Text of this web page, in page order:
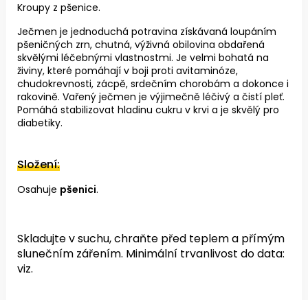
Kroupy z pšenice.
Ječmen je jednoduchá potravina získávaná loupáním
pšeničných zrn, chutná, výživná obilovina obdařená
skvělými léčebnými vlastnostmi. Je velmi bohatá na
živiny, které pomáhají v boji proti avitaminóze,
chudokrevnosti, zácpě, srdečním chorobám a dokonce i
rakovině. Vařený ječmen je výjimečně léčivý a čistí pleť.
Pomáhá stabilizovat hladinu cukru v krvi a je skvělý pro
diabetiky.
Složení:
Osahuje pšenici.
Skladujte v suchu, chraňte před teplem a přímým
slunečním zářením. Minimální trvanlivost do data:
viz.